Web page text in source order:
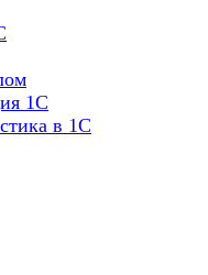
1С
в 1С